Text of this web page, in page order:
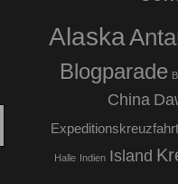
Alaska
Blogparade
China
Expeditionskreuzfahrt
Halle Indien Island